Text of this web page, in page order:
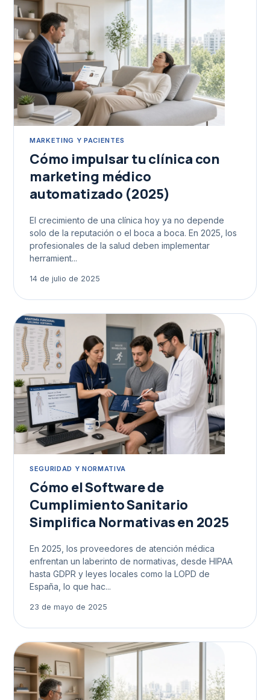
MARKETING Y PACIENTES
Cómo impulsar tu clínica con
marketing médico
automatizado (2025)
El crecimiento de una clínica hoy ya no depende
solo de la reputación o el boca a boca. En 2025, los
profesionales de la salud deben implementar
herramient...
14 de julio de 2025
SEGURIDAD Y NORMATIVA
Cómo el Software de
Cumplimiento Sanitario
Simplifica Normativas en 2025
En 2025, los proveedores de atención médica
enfrentan un laberinto de normativas, desde HIPAA
hasta GDPR y leyes locales como la LOPD de
España, lo que hac...
23 de mayo de 2025